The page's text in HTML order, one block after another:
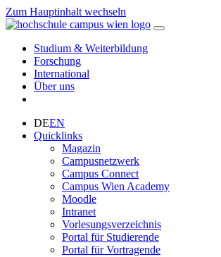
Zum Hauptinhalt wechseln
Studium & Weiterbildung
Forschung
International
Über uns
DEEN
Quicklinks
Magazin
Campusnetzwerk
Campus Connect
Campus Wien Academy
Moodle
Intranet
Vorlesungsverzeichnis
Portal für Studierende
Portal für Vortragende